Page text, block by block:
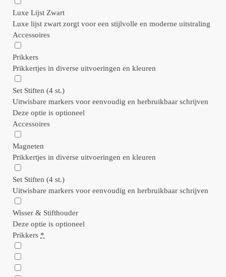
Luxe Lijst Zwart
Luxe lijst zwart zorgt voor een stijlvolle en moderne uitstraling
Accessoires
Prikkers
Prikkertjes in diverse uitvoeringen en kleuren
Set Stiften (4 st.)
Uitwisbare markers voor eenvoudig en herbruikbaar schrijven
Deze optie is optioneel
Accessoires
Magneten
Prikkertjes in diverse uitvoeringen en kleuren
Set Stiften (4 st.)
Uitwisbare markers voor eenvoudig en herbruikbaar schrijven
Wisser & Stifthouder
Deze optie is optioneel
Prikkers *